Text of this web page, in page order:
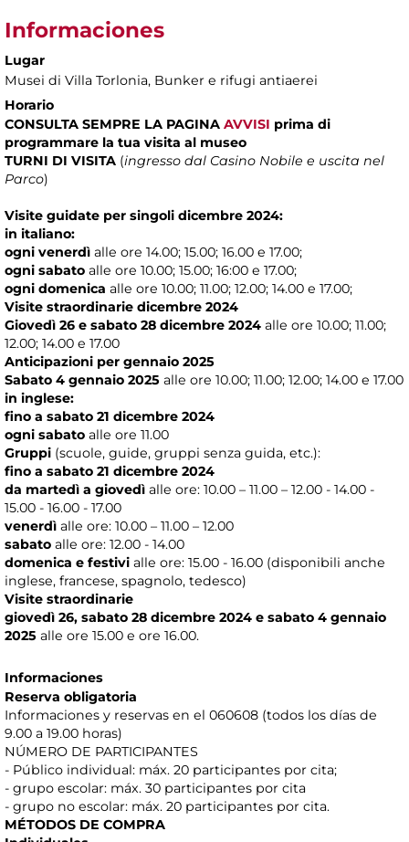
Informaciones
Lugar
Musei di Villa Torlonia, Bunker e rifugi antiaerei
Horario
CONSULTA SEMPRE LA PAGINA AVVISI prima di
programmare la tua visita al museo
TURNI DI VISITA (ingresso dal Casino Nobile e uscita nel
Parco)
Visite guidate per singoli dicembre 2024:
in italiano:
ogni venerdì alle ore 14.00; 15.00; 16.00 e 17.00;
ogni sabato alle ore 10.00; 15.00; 16:00 e 17.00;
ogni domenica alle ore 10.00; 11.00; 12.00; 14.00 e 17.00;
Visite straordinarie dicembre 2024
Giovedì 26 e sabato 28 dicembre 2024 alle ore 10.00; 11.00;
12.00; 14.00 e 17.00
Anticipazioni per gennaio 2025
Sabato 4 gennaio 2025 alle ore 10.00; 11.00; 12.00; 14.00 e 17.00
in inglese:
fino a sabato 21 dicembre 2024
ogni sabato alle ore 11.00
Gruppi (scuole, guide, gruppi senza guida, etc.):
fino a sabato 21 dicembre 2024
da martedì a giovedì alle ore: 10.00 – 11.00 – 12.00 - 14.00 -
15.00 - 16.00 - 17.00
venerdì alle ore: 10.00 – 11.00 – 12.00
sabato alle ore: 12.00 - 14.00
domenica e festivi alle ore: 15.00 - 16.00 (disponibili anche
inglese, francese, spagnolo, tedesco)
Visite straordinarie
giovedì 26, sabato 28 dicembre 2024 e sabato 4 gennaio
2025 alle ore 15.00 e ore 16.00.
Informaciones
Reserva obligatoria
Informaciones y reservas en el 060608 (todos los días de
9.00 a 19.00 horas)
NÚMERO DE PARTICIPANTES
- Público individual: máx. 20 participantes por cita;
- grupo escolar: máx. 30 participantes por cita
- grupo no escolar: máx. 20 participantes por cita.
MÉTODOS DE COMPRA